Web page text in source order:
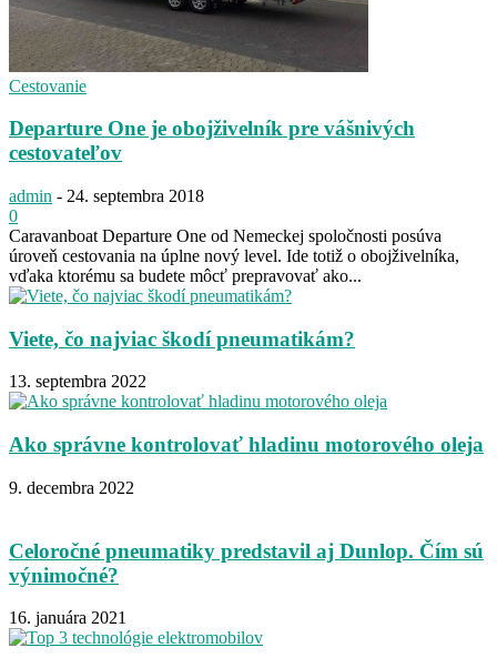
Cestovanie
Departure One je obojživelník pre vášnivých
cestovateľov
admin - 24. septembra 2018
0
Caravanboat Departure One od Nemeckej spoločnosti posúva
úroveň cestovania na úplne nový level. Ide totiž o obojživelníka,
vďaka ktorému sa budete môcť prepravovať ako...
Viete, čo najviac škodí pneumatikám?
13. septembra 2022
Ako správne kontrolovať hladinu motorového oleja
9. decembra 2022
Celoročné pneumatiky predstavil aj Dunlop. Čím sú
výnimočné?
16. januára 2021